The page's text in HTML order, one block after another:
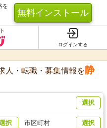
を
無料インストール
ログインする
人・転職・募集情報を静
選択
択 市区町村 選択